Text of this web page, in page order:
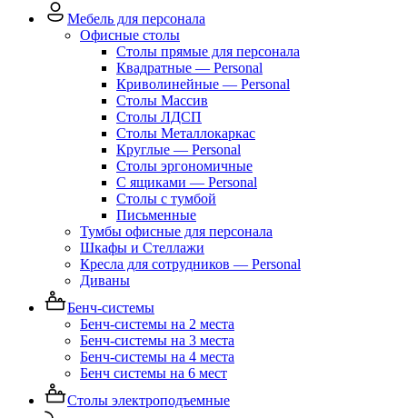
Мебель для персонала
Офисные столы
Столы прямые для персонала
Квадратные — Personal
Криволинейные — Personal
Столы Массив
Столы ЛДСП
Столы Металлокаркас
Круглые — Personal
Столы эргономичные
С ящиками — Personal
Столы с тумбой
Письменные
Тумбы офисные для персонала
Шкафы и Стеллажи
Кресла для сотрудников — Personal
Диваны
Бенч-системы
Бенч-системы на 2 места
Бенч-системы на 3 места
Бенч-системы на 4 места
Бенч системы на 6 мест
Столы электроподъемные